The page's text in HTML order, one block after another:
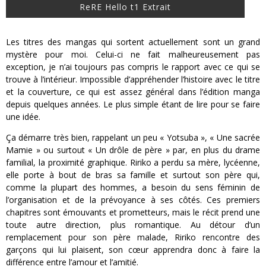
ReRE Hello t1 Extrait
Les titres des mangas qui sortent actuellement sont un grand
mystère pour moi. Celui-ci ne fait malheureusement pas
exception, je n’ai toujours pas compris le rapport avec ce qui se
trouve à l’intérieur. Impossible d’appréhender l’histoire avec le titre
et la couverture, ce qui est assez général dans l’édition manga
depuis quelques années. Le plus simple étant de lire pour se faire
une idée.
Ça démarre très bien, rappelant un peu « Yotsuba », « Une sacrée
Mamie » ou surtout « Un drôle de père » par, en plus du drame
familial, la proximité graphique. Ririko a perdu sa mère, lycéenne,
elle porte à bout de bras sa famille et surtout son père qui,
comme la plupart des hommes, a besoin du sens féminin de
l’organisation et de la prévoyance à ses côtés. Ces premiers
chapitres sont émouvants et prometteurs, mais le récit prend une
toute autre direction, plus romantique. Au détour d’un
remplacement pour son père malade, Ririko rencontre des
garçons qui lui plaisent, son cœur apprendra donc à faire la
différence entre l’amour et l’amitié.